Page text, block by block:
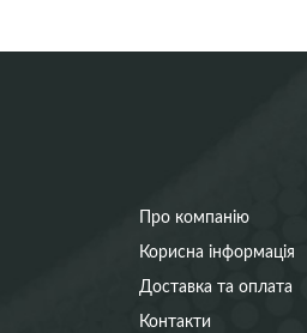
Про компанію
Корисна інформація
Доставка та оплата
Контакти